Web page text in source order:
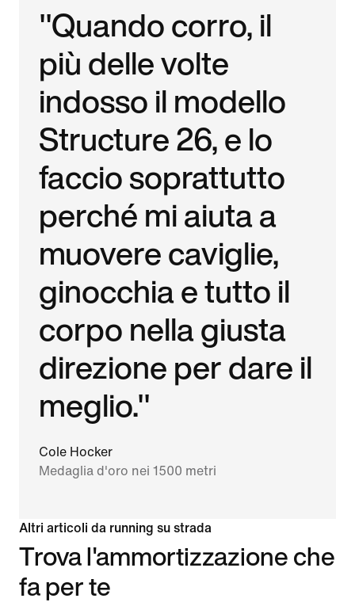
"Quando corro, il
più delle volte
indosso il modello
Structure 26, e lo
faccio soprattutto
perché mi aiuta a
muovere caviglie,
ginocchia e tutto il
corpo nella giusta
direzione per dare il
meglio."
Cole Hocker
Medaglia d'oro nei 1500 metri
Altri articoli da running su strada
Trova l'ammortizzazione che
fa per te